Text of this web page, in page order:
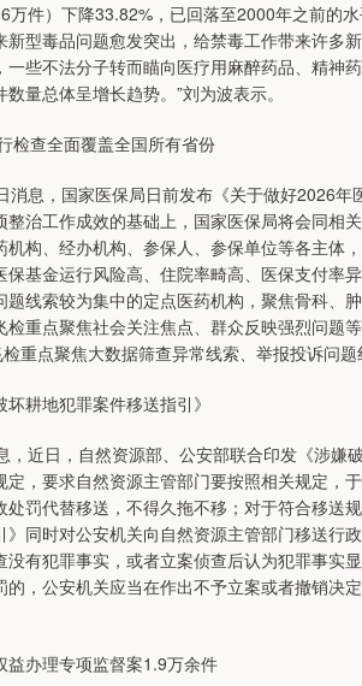
万件）下降33.82%，已回落至2000年之前的
型毒品问题愈发突出，给禁毒工作带来许多
一些不法分子转而瞄向医疗用麻醉药品、精神
量总体呈增长趋势。”刘为波表示。
查全面覆盖全国所有省份
息，国家医保局日前发布《关于做好2026年
治工作成效的基础上，国家医保局将会同相
构、经办机构、参保人、参保单位等各主体
基金运行风险高、住院率畸高、医保支付率
线索较为集中的定点医药机构，聚焦骨科、
重点聚焦社会关注焦点、群众反映强烈问题
重点聚焦大数据筛查异常线索、举报投诉问
耕地犯罪案件移送指引》
近日，自然资源部、公安部联合印发《涉嫌
，要求自然资源主管部门要按照相关规定，
处罚代替移送，不得久拖不移；对于符合移送
同时对公安机关向自然资源主管部门移送行
有犯罪事实，或者立案侦查后认为犯罪事实
，公安机关应当在作出不予立案或者撤销决
办理专项监督案1.9万余件